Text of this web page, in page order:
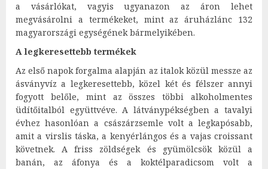
a vásárlókat, vagyis ugyanazon az áron lehet
megvásárolni a termékeket, mint az áruházlánc 132
magyarországi egységének bármelyikében.
A legkeresettebb termékek
Az első napok forgalma alapján az italok közül messze az
ásványvíz a legkeresettebb, közel két és félszer annyi
fogyott belőle, mint az összes többi alkoholmentes
üdítőitalból együttvéve. A látványpékségben a tavalyi
évhez hasonlóan a császárzsemle volt a legkapósabb,
amit a virslis táska, a kenyérlángos és a vajas croissant
követnek. A friss zöldségek és gyümölcsök közül a
banán, az áfonya és a koktélparadicsom volt a